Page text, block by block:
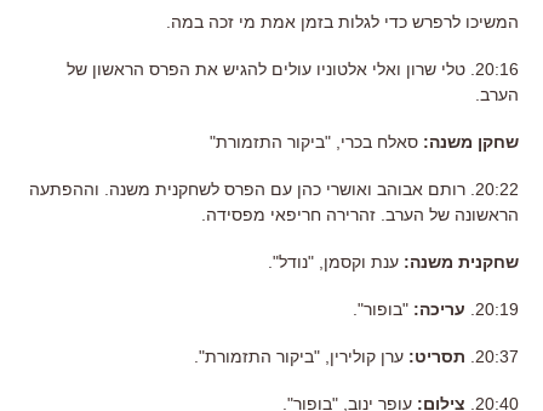
המשיכו לרפרש כדי לגלות בזמן אמת מי זכה במה.
20:16. טלי שרון ואלי אלטוניו עולים להגיש את הפרס הראשון של
הערב.
שחקן משנה: סאלח בכרי, "ביקור התזמורת"
20:22. רותם אבוהב ואושרי כהן עם הפרס לשחקנית משנה. וההפתעה
הראשונה של הערב. זהרירה חריפאי מפסידה.
שחקנית משנה: ענת וקסמן, "נודל".
20:19. עריכה: "בופור".
20:37. תסריט: ערן קולירין, "ביקור התזמורת".
20:40. צילום: עופר ינוב, "בופור".